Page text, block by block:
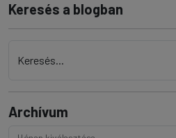
Keresés a blogban
Keresés...
Archívum